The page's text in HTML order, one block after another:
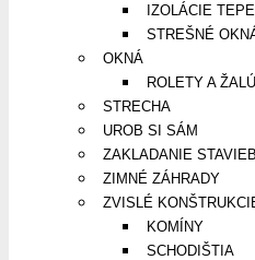
IZOLÁCIE
STREŠNÉ
OKNÁ
ROLETY A
STRECHA
UROB SI SÁM
ZAKLADANIE STAVIEB
ZIMNÉ ZÁHRADY
ZVISLÉ
KOMÍNY
SCHODIŠTIA